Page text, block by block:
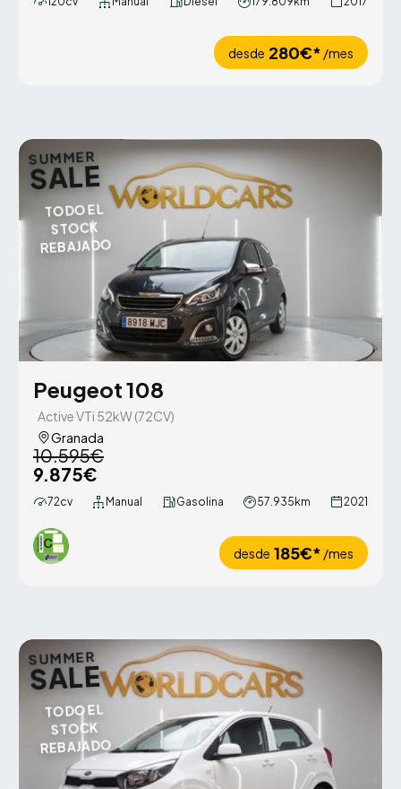
desde 280€* /mes
SUMMER
SALE
TODO EL
STOCK
REBAJADO
Peugeot 108
Active VTi 52kW (72CV)
Granada
10.595€
9.875€
72cv Manual Gasolina 57.935km 2021
desde 185€* /mes
SUMMER
SALE
TODO EL
STOCK
REBAJADO